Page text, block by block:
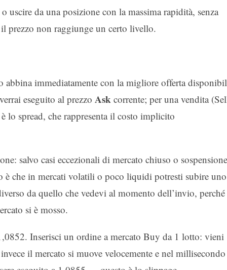
da una posizione con la massima rapidità, senza
prezzo non raggiunge un certo livello.
immediatamente con la migliore offerta
eseguito al prezzo Ask corrente; per una vendita
lo spread, che rappresenta il costo implicito
salvo casi eccezionali di mercato chiuso o
è che in mercati volatili o poco liquidi potresti subire uno
da quello che vedevi al momento dell’invio, perché
si è mosso.
Inserisci un ordine a mercato Buy da 1 lotto: vieni
il mercato si muove velocemente e nel millisecondo